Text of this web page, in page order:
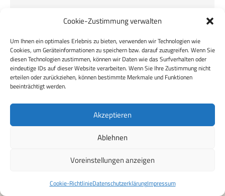
Cookie-Zustimmung verwalten
Um Ihnen ein optimales Erlebnis zu bieten, verwenden wir Technologien wie
Cookies, um Geräteinformationen zu speichern bzw. darauf zuzugreifen. Wenn Sie
diesen Technologien zustimmen, können wir Daten wie das Surfverhalten oder
eindeutige IDs auf dieser Website verarbeiten. Wenn Sie Ihre Zustimmung nicht
erteilen oder zurückziehen, können bestimmte Merkmale und Funktionen
beeinträchtigt werden.
Akzeptieren
Ablehnen
Voreinstellungen anzeigen
Cookie-RichtlinieDatenschutzerklärungImpressum